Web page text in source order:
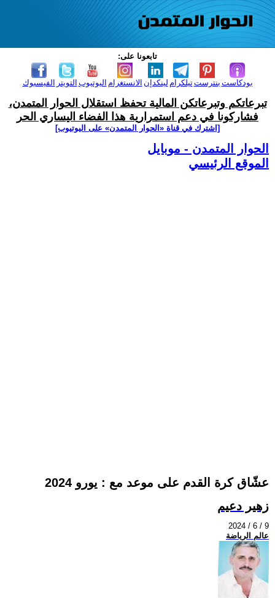
تابعونا على:
الفيسبوك التويتر اليوتيوب الانستغرام لينكدإن تيلكرامبنترست بودكاست
تبرعاتكم وتبرعاتكن المالية تحفظ استقلال الحوار المتمدن،
فشاركونا في دعم استمرارية هذا الفضاء اليساري الحر
[اشترك في قناة ‫«الحوار المتمدن» على اليوتيوب]
الحوار المتمدن - موبايل
الموقع الرئيسي
عشّاق كرة القدم على موعد مع : يورو 2024
زهير دعيم
2024 / 6 / 9
عالم الرياضة